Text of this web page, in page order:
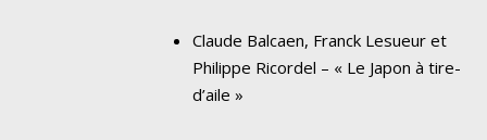
Claude Balcaen, Franck Lesueur et
Philippe Ricordel – « Le Japon à tire-
d’aile »